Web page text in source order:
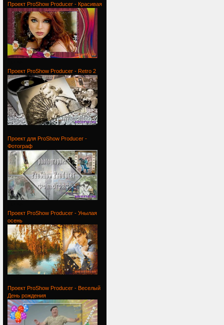
Проект ProShow Producer - Красивая
Проект ProShow Producer - Retro 2
Проект для ProShow Producer -
Фотограф
Проект ProShow Producer - Унылая
осень
Проект ProShow Producer - Веселый
День рождения